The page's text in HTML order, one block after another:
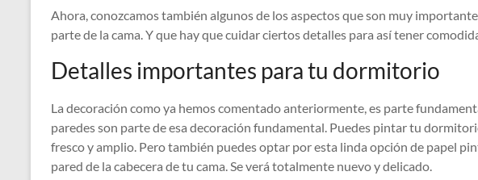
Ahora, conozcamos también algunos de los aspectos que son muy
parte de la cama. Y que hay que cuidar ciertos detalles para así tener
Detalles importantes para tu dormitorio
La decoración como ya hemos comentado anteriormente, es parte
paredes son parte de esa decoración fundamental. Puedes pintar tu
fresco y amplio. Pero también puedes optar por esta linda opción de papel
pared de la cabecera de tu cama. Se verá totalmente nuevo y delicado.